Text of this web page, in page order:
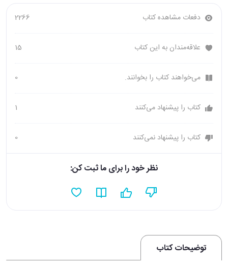
دفعات مشاهده کتاب 2266
علاقه‌مندان به این کتاب 15
می‌خواهند کتاب را بخوانند. 0
کتاب را پیشنهاد می‌کنند 1
کتاب را پیشنهاد نمی‌کنند 0
نظر خود را برای ما ثبت کن:
توضیحات کتاب